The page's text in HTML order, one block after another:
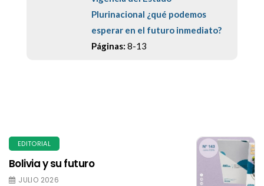
Plurinacional ¿qué podemos
esperar en el futuro inmediato?
Páginas: 8-13
EDITORIAL
Bolivia y su futuro
JULIO 2026